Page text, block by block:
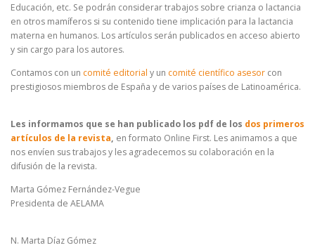
Educación, etc. Se podrán considerar trabajos sobre crianza o lactancia
en otros mamíferos si su contenido tiene implicación para la lactancia
materna en humanos. Los artículos serán publicados en acceso abierto
y sin cargo para los autores.
Contamos con un comité editorial y un comité científico asesor con
prestigiosos miembros de España y de varios países de Latinoamérica.
Les informamos que se han publicado los pdf de los dos primeros
artículos de la revista, en formato Online First. Les animamos a que
nos envíen sus trabajos y les agradecemos su colaboración en la
difusión de la revista.
Marta Gómez Fernández-Vegue
Presidenta de AELAMA
N. Marta Díaz Gómez